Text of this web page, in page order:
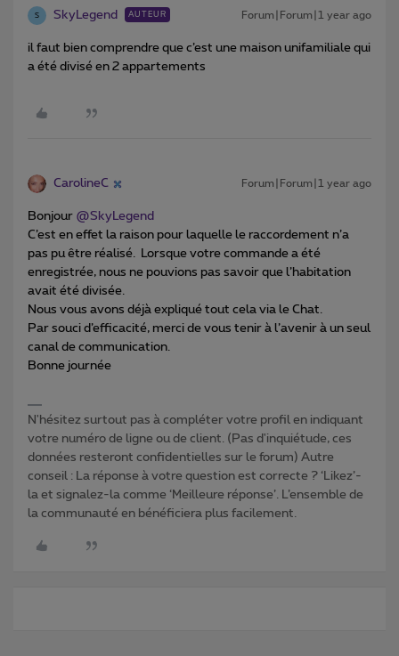
S SkyLegend AUTEUR Forum|Forum|1 year ago
il faut bien comprendre que c’est une maison unifamiliale qui
a été divisé en 2 appartements
CarolineC Forum|Forum|1 year ago
Bonjour ​ @SkyLegend
C’est en effet la raison pour laquelle le raccordement n’a
pas pu être réalisé. Lorsque votre commande a été
enregistrée, nous ne pouvions pas savoir que l’habitation
avait été divisée.
Nous vous avons déjà expliqué tout cela via le Chat.
Par souci d’efficacité, merci de vous tenir à l’avenir à un seul
canal de communication.
Bonne journée
N'hésitez surtout pas à compléter votre profil en indiquant
votre numéro de ligne ou de client. (Pas d'inquiétude, ces
données resteront confidentielles sur le forum) Autre
conseil : La réponse à votre question est correcte ? ‘Likez’-
la et signalez-la comme ‘Meilleure réponse’. L’ensemble de
la communauté en bénéficiera plus facilement.